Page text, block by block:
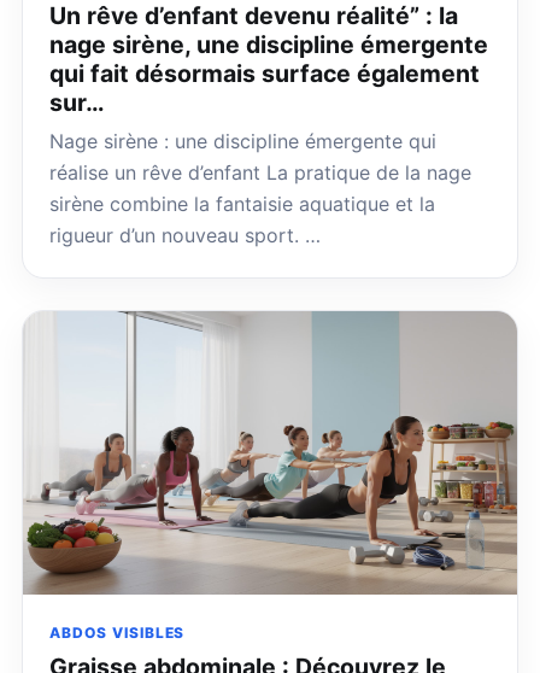
Un rêve d’enfant devenu réalité” : la
nage sirène, une discipline émergente
qui fait désormais surface également
sur…
Nage sirène : une discipline émergente qui
réalise un rêve d’enfant La pratique de la nage
sirène combine la fantaisie aquatique et la
rigueur d’un nouveau sport. …
ABDOS VISIBLES
Graisse abdominale : Découvrez le